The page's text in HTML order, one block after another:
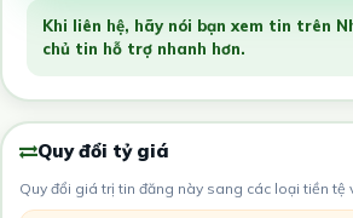
Khi liên hệ, hãy nói bạn xem tin trên
chủ tin hỗ trợ nhanh hơn.
Quy đổi tỷ giá
Quy đổi giá trị tin đăng này sang các loại tiền tệ